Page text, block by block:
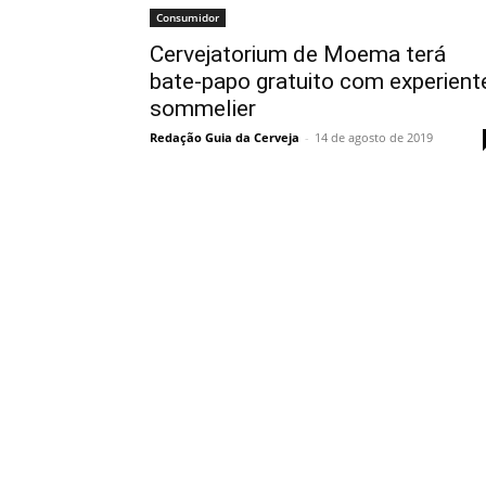
Consumidor
Cervejatorium de Moema terá
bate-papo gratuito com
sommelier
Redação Guia da Cerveja - 14 de agosto de 2019